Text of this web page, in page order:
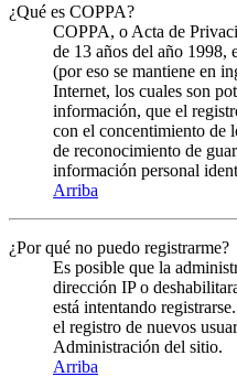
¿Qué es COPPA?
COPPA, o Acta de
de 13 años del año 1998,
(por eso se mantiene en
Internet, los cuales son
información, que el
con el concentimiento de
de reconocimiento de
información personal
Arriba
¿Por qué no puedo registrarme?
Es posible que la
dirección IP o
está intentando
el registro de nuevos
Administración del sitio.
Arriba